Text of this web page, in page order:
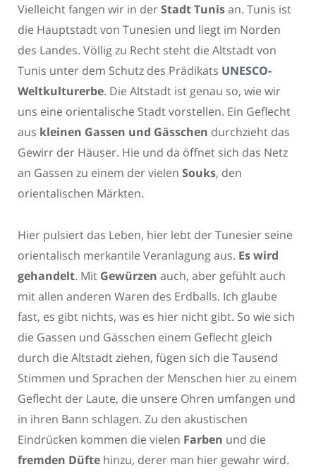
Vielleicht fangen wir in derStadt Tunisan. Tunis ist
die Hauptstadt von Tunesien und liegt im Norden
des Landes. Völlig zu Recht steht die Altstadt von
Tunis unter dem Schutz des Prädikats UNESCO-
Weltkulturerbe. Die Altstadt ist genau so, wie wir
uns eine orientalische Stadt vorstellen. Ein Geflecht
aus kleinen Gassen und Gässchen durchzieht das
Gewirr der Häuser. Hie und da öffnet sich das Netz
an Gassen zu einem der vielen Souks, den
orientalischen Märkten.
Hier pulsiert das Leben, hier lebt der Tunesier seine
orientalisch merkantile Veranlagung aus. Es wird
gehandelt. Mit Gewürzen auch, aber gefühlt auch
mit allen anderen Waren des Erdballs. Ich glaube
fast, es gibt nichts, was es hier nicht gibt. So wie sich
die Gassen und Gässchen einem Geflecht gleich
durch die Altstadt ziehen, fügen sich die Tausend
Stimmen und Sprachen der Menschen hier zu einem
Geflecht der Laute, die unsere Ohren umfangen und
in ihren Bann schlagen. Zu den akustischen
Eindrücken kommen die vielen Farben und die
fremden Düfte hinzu, derer man hier gewahr wird.